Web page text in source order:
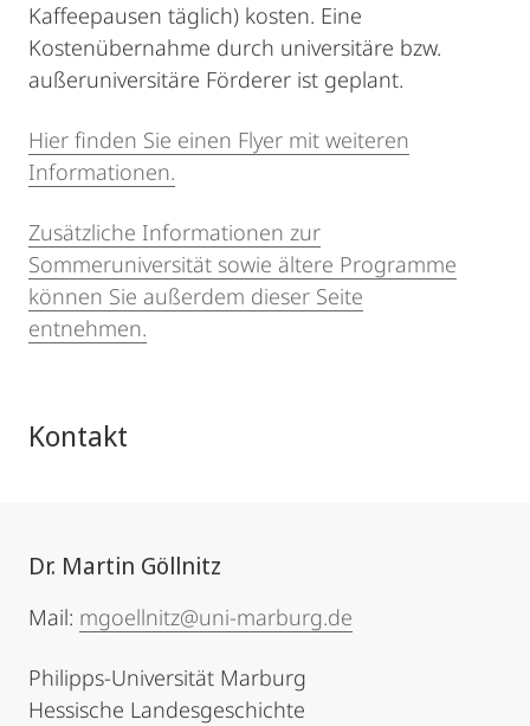
Kaffeepausen täglich) kosten. Eine
Kostenübernahme durch universitäre bzw.
außeruniversitäre Förderer ist geplant.
Hier finden Sie einen Flyer mit weiteren
Informationen.
Zusätzliche Informationen zur
Sommeruniversität sowie ältere Programme
können Sie außerdem dieser Seite
entnehmen.
Kontakt
Dr. Martin Göllnitz
Mail: mgoellnitz@uni-marburg.de
Philipps-Universität Marburg
Hessische Landesgeschichte